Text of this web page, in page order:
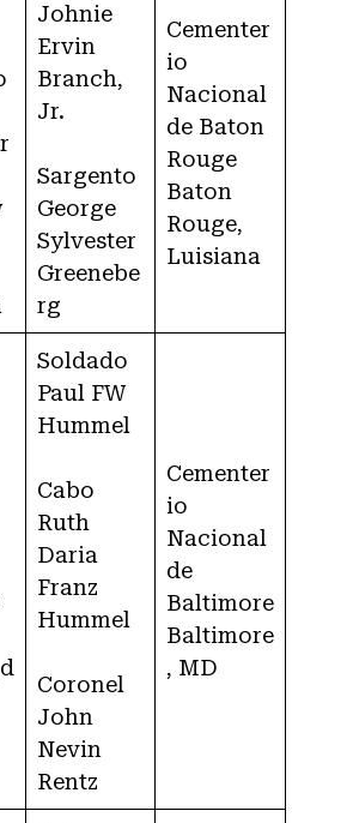
Johnie
Ervin
Branch,
Jr.
Sargento
George
Sylvester
Greenebe
rg
Cementer
io
Nacional
de Baton
Rouge
Baton
Rouge,
Luisiana
Soldado
Paul FW
Hummel
Cabo
Ruth
Daria
Franz
Hummel
Coronel
John
Nevin
Rentz
Cementer
io
Nacional
de
Baltimore
Baltimore
, MD